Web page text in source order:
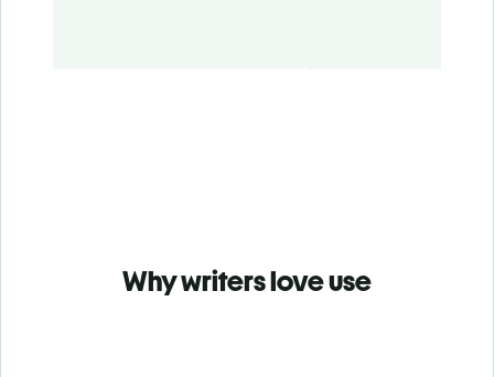
Why writers love use